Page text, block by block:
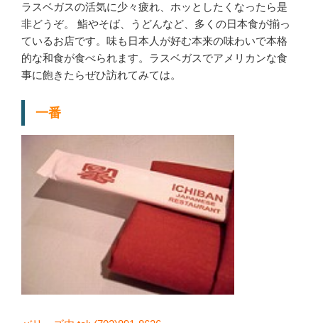
ラスベガスの活気に少々疲れ、ホッとしたくなったら是
非どうぞ。 鮨やそば、うどんなど、多くの日本食が揃っ
ているお店です。味も日本人が好む本来の味わいで本格
的な和食が食べられます。ラスベガスでアメリカンな食
事に飽きたらぜひ訪れてみては。
一番